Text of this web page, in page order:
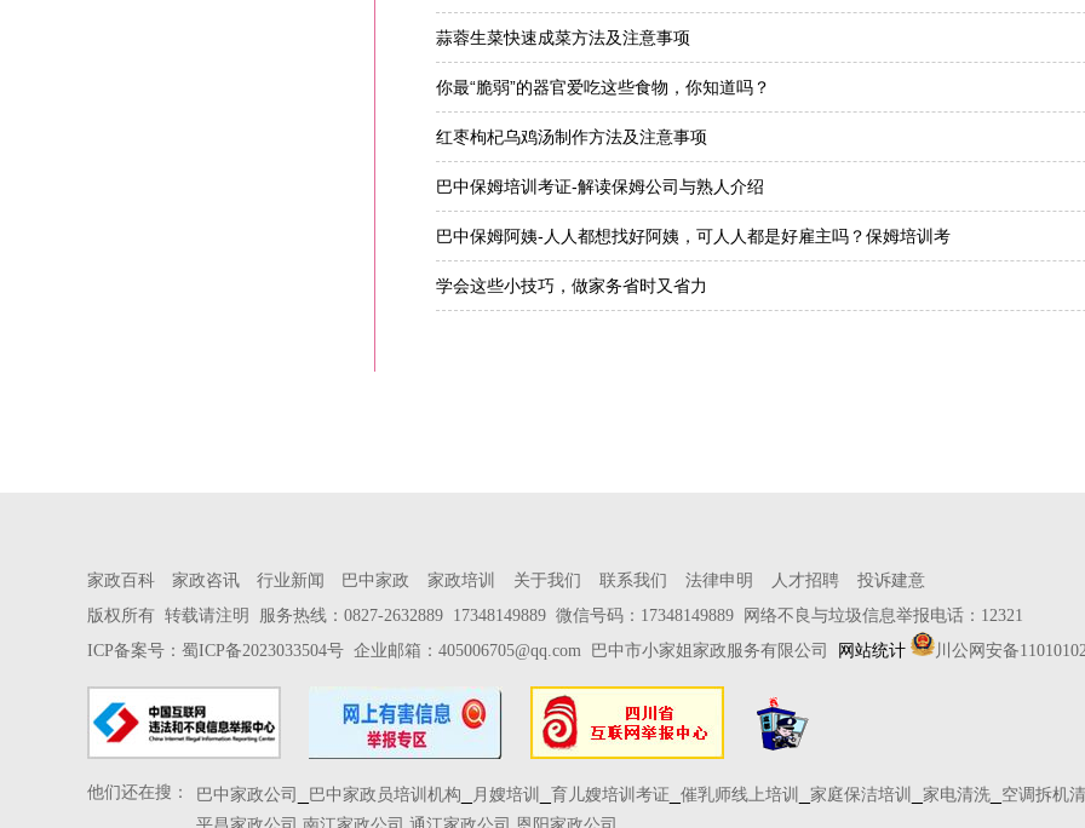
蒜蓉生菜快速成菜方法及注意事项
你最“脆弱”的器官爱吃这些食物，你知道吗？
红枣枸杞乌鸡汤制作方法及注意事项
巴中保姆培训考证-解读保姆公司与熟人介绍
巴中保姆阿姨-人人都想找好阿姨，可人人都是好雇主吗？保姆培训考
学会这些小技巧，做家务省时又省力
家政百科 家政咨讯 行业新闻 巴中家政 家政培训 关于我们 联系我们 法律申明 人才招聘
投诉建意
版权所有 转载请注明 服务热线：0827-2632889 17348149889 微信号码：17348149889 网络不良与垃圾信息举报电话：12321
ICP备案号： 蜀ICP备2023033504号 企业邮箱： 405006705@qq.com 巴中市小家姐家政服务有限公司 网站统计 川公网安备
他们还在搜： 巴中家政公司 巴中家政员培训机构 月嫂培训 育儿嫂培训考证 催乳师线上培训 家庭保洁培训 家电清洗 空调拆机